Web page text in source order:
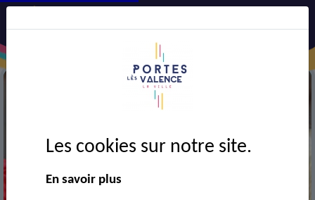
Les cookies sur notre site.
En savoir plus